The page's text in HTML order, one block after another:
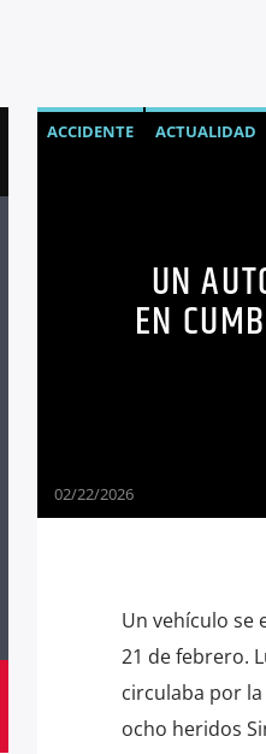
ACCIDENTE ACTUALIDAD
UN
EN
02/22/2026
Un vehículo se
21 de febrero.
circulaba por
ocho heridos